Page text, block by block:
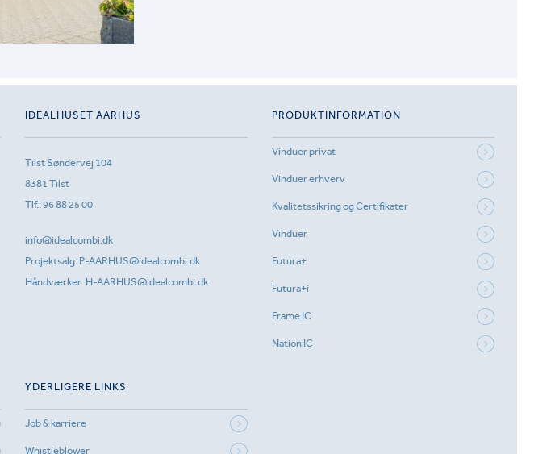
IDEALHUSET AARHUS
Tilst Søndervej 104
8381 Tilst
Tlf.:96 88 25 00
info@idealcombi.dk
Projektsalg: P-AARHUS@idealcombi.dk
Håndværker: H-AARHUS@idealcombi.dk
PRODUKTINFORMATION
Vinduer privat
Vinduer erhverv
Kvalitetssikring og Certifikater
Vinduer
Futura+
Futura+i
Frame IC
Nation IC
YDERLIGERE LINKS
Job & karriere
Whistleblower